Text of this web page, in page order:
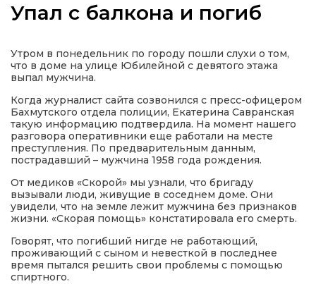
політика
місія
Упал с балкона и погиб
Утром в понедельник по городу пошли слухи о том,
что в доме на улице Юбилейной с девятого этажа
выпал мужчина.
Когда журналист сайта созвонился с пресс-офицером
Бахмутского отдела полиции, Екатерина Савранская
такую информацию подтвердила. На момент нашего
разговора оперативники еще работали на месте
преступления. По предварительным данным,
пострадавший – мужчина 1958 года рождения.
От медиков «Скорой» мы узнали, что бригаду
вызывали люди, живущие в соседнем доме. Они
увидели, что на земле лежит мужчина без признаков
жизни. «Скорая помощь» констатировала его смерть.
Говорят, что погибший нигде не работающий,
проживающий с сыном и невесткой в последнее
время пытался решить свои проблемы с помощью
спиртного.